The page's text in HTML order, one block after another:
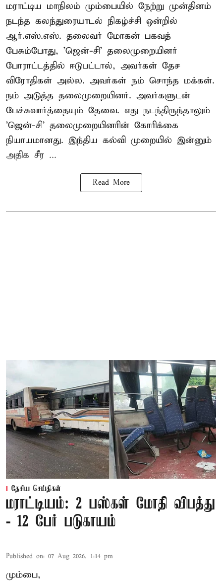
மராட்டிய மாநிலம் மும்பையில் நேற்று முன்தினம்
நடந்த கலந்துரையாடல் நிகழ்ச்சி ஒன்றில்
ஆர்.எஸ்.எஸ். தலைவர் மோகன் பகவத்
பேசும்போது, 'ஜென்-சி' தலைமுறையினர்
போராட்டத்தில் ஈடுபட்டால், அவர்கள் தேச
விரோதிகள் அல்ல. அவர்கள் நம் சொந்த மக்கள்.
நம் அடுத்த தலைமுறையினர். அவர்களுடன்
பேச்சுவார்த்தையும் தேவை. எது நடந்திருந்தாலும்
'ஜென்-சி' தலைமுறையினரின் கோரிக்கை
நியாயமானது. இந்திய கல்வி முறையில் இன்னும்
அதிக சீர ...
Read More
தேசிய செய்திகள்
மராட்டியம்: 2 பஸ்கள் மோதி விபத்து
- 12 பேர் படுகாயம்
Published on: 07 Aug 2026, 1:14 pm
மும்பை,